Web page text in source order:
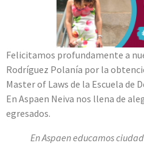
Felicitamos profundamente a
Rodríguez Polanía por la
Master of Laws de la Escuela de
En Aspaen Neiva nos llena de
egresados.
En Aspaen educamos